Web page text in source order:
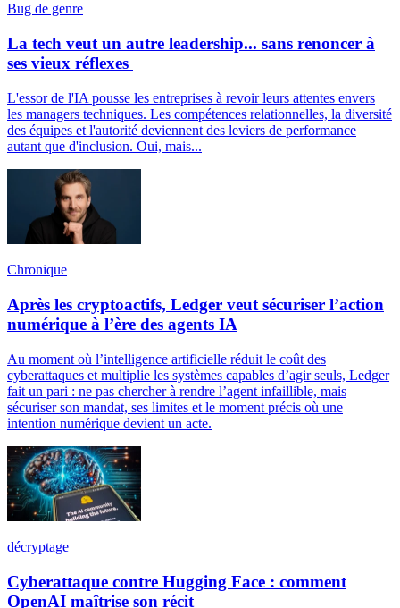
Bug de genre
La tech veut un autre leadership... sans renoncer à
ses vieux réflexes
L'essor de l'IA pousse les entreprises à revoir leurs attentes envers
les managers techniques. Les compétences relationnelles, la diversité
des équipes et l'autorité deviennent des leviers de performance
autant que d'inclusion. Oui, mais...
Chronique
Après les cryptoactifs, Ledger veut sécuriser l’action
numérique à l’ère des agents IA
Au moment où l’intelligence artificielle réduit le coût des
cyberattaques et multiplie les systèmes capables d’agir seuls, Ledger
fait un pari : ne pas chercher à rendre l’agent infaillible, mais
sécuriser son mandat, ses limites et le moment précis où une
intention numérique devient un acte.
décryptage
Cyberattaque contre Hugging Face : comment
OpenAI maîtrise son récit